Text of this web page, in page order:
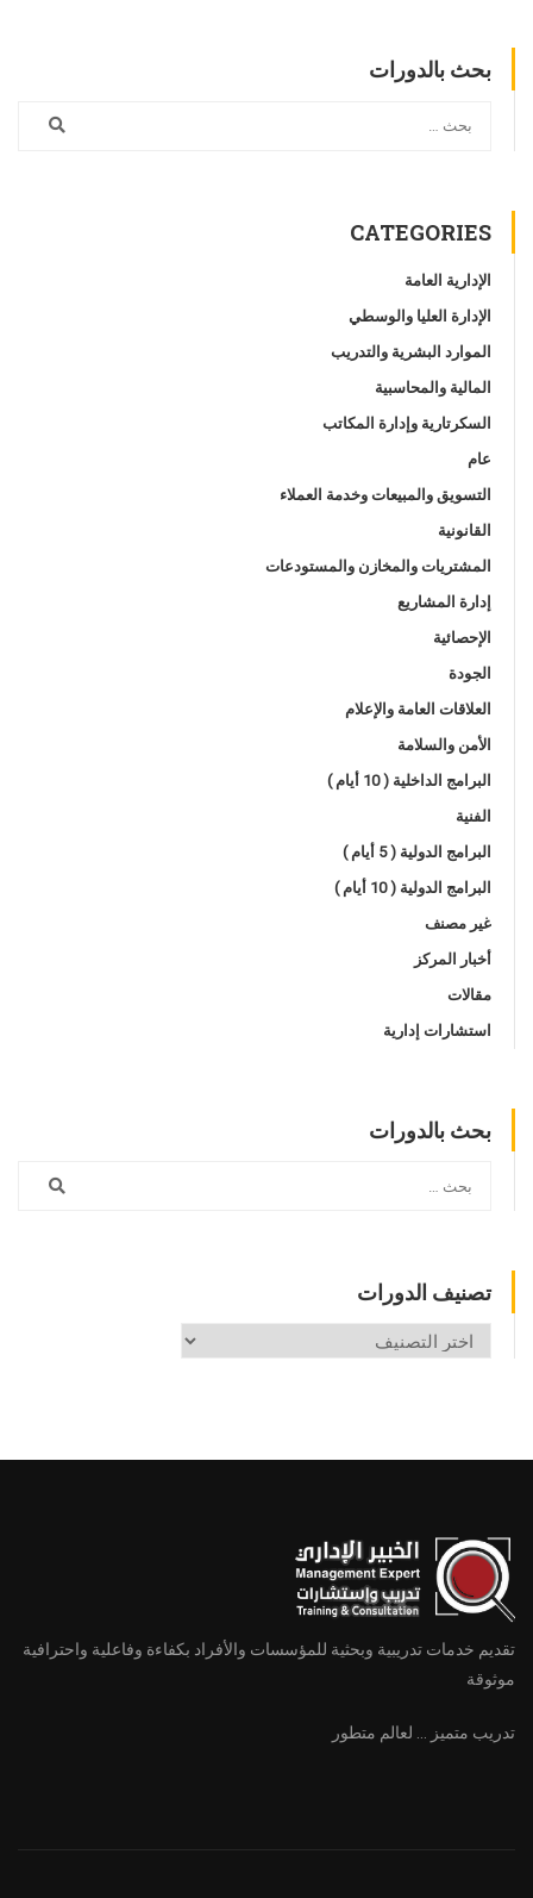
بحث بالدورات
CATEGORIES
الإدارية العامة
الإدارة العليا والوسطي
الموارد البشرية والتدريب
المالية والمحاسبية
السكرتارية وإدارة المكاتب
عام
التسويق والمبيعات وخدمة العملاء
القانونية
المشتريات والمخازن والمستودعات
إدارة المشاريع
الإحصائية
الجودة
العلاقات العامة والإعلام
الأمن والسلامة
البرامج الداخلية ( 10 أيام )
الفنية
البرامج الدولية ( 5 أيام )
البرامج الدولية ( 10 أيام )
غير مصنف
أخبار المركز
مقالات
استشارات إدارية
بحث بالدورات
تصنيف الدورات
تصنيف
تقديم خدمات تدريبية وبحثية للمؤسسات والأفراد بكفاءة وفاعلية واحترافية
موثوقة
تدريب متميز ... لعالم متطور